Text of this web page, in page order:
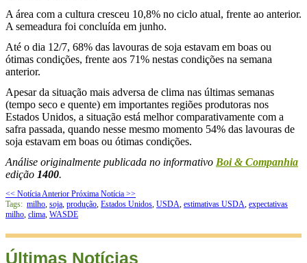
A área com a cultura cresceu 10,8% no ciclo atual, frente ao anterior.
A semeadura foi concluída em junho.
Até o dia 12/7, 68% das lavouras de soja estavam em boas ou
ótimas condições, frente aos 71% nestas condições na semana
anterior.
Apesar da situação mais adversa de clima nas últimas semanas
(tempo seco e quente) em importantes regiões produtoras nos
Estados Unidos, a situação está melhor comparativamente com a
safra passada, quando nesse mesmo momento 54% das lavouras de
soja estavam em boas ou ótimas condições.
Análise originalmente publicada no informativo Boi & Companhia
edição 1400.
<< Notícia Anterior Próxima Notícia >>
Tags: milho, soja, produção, Estados Unidos, USDA, estimativas USDA, expectativas
milho, clima, WASDE
Últimas Notícias